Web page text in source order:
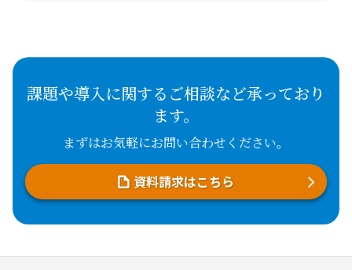
課題や導入に関するご相談など承っており
ます。
まずはお気軽にお問い合わせください。
資料請求はこちら